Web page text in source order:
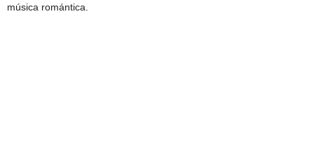
música romántica.